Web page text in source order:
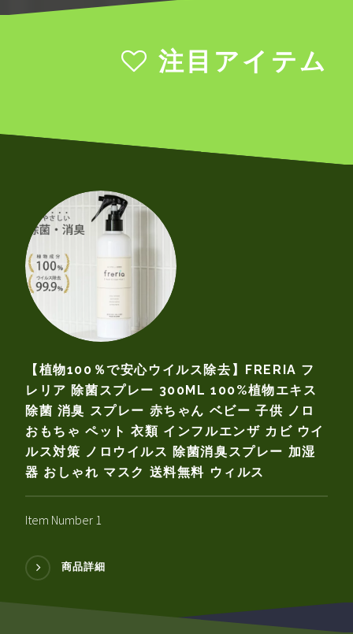
注目アイテム
【植物100％で安心ウイルス除去】FRERIA フ
レリア 除菌スプレー 300ML 100%植物エキス
除菌 消臭 スプレー 赤ちゃん ベビー 子供 ノロ
おもちゃ ペット 衣類 インフルエンザ カビ ウイ
ルス対策 ノロウイルス 除菌消臭スプレー 加湿
器 おしゃれ マスク 送料無料 ウィルス
Item Number 1
商品詳細